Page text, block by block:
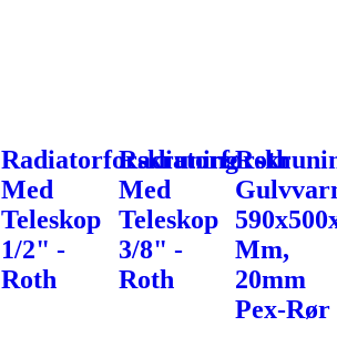
Radiatorforskruning
Med
Teleskop
1/2" -
Roth
Med
Teleskop
3/8" -
Roth
Roth
Mm,
20mm
Pex-Rør